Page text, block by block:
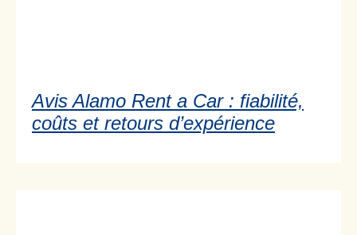
Avis Alamo Rent a Car : fiabilité,
coûts et retours d’expérience